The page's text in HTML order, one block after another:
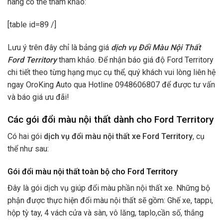
hàng có thể tham khảo:
[table id=89 /]
Lưu ý trên đây chỉ là bảng giá dịch vụ Đổi Màu Nội Thất
Ford Territorytham khảo. Để nhận báo giá độ Ford Territory
chi tiết theo từng hạng mục cụ thể, quý khách vui lòng liên hệ
ngay OroKing Auto qua Hotline 0948606807 để được tư vấn
và báo giá ưu đãi!
Các gói đổi màu nội thất dành cho Ford Territory
Có hai gói dịch vụ đổi màu nội thất xe Ford Territory, cụ
thể như sau:
Gói đổi màu nội thất toàn bộ cho Ford Territory
Đây là gói dịch vụ giúp đổi màu phần nội thất xe. Những bộ
phận được thực hiện đổi màu nội thất sẽ gồm: Ghế xe, tappi,
hộp tỳ tay, 4 vách cửa và sàn, vô lăng, taplo,cần số, thắng